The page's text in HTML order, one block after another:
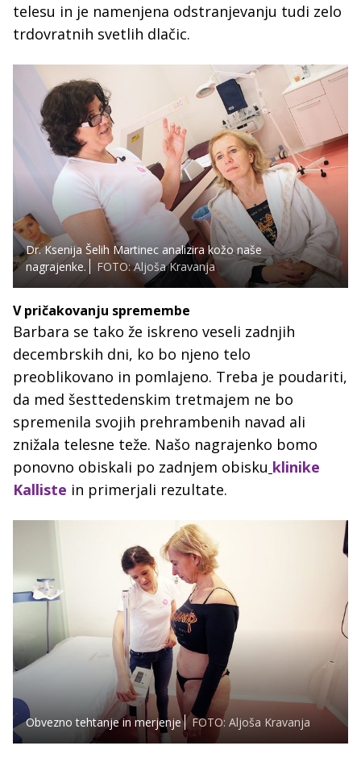
telesu in je namenjena odstranjevanju tudi zelo
trdovratnih svetlih dlačic.
Dr. Ksenija Šelih Martinec analizira kožo naše
nagrajenke.
FOTO: Aljoša Kravanja
V pričakovanju spremembe
Barbara se tako že iskreno veseli zadnjih
decembrskih dni, ko bo njeno telo
preoblikovano in pomlajeno. Treba je poudariti,
da med šesttedenskim tretmajem ne bo
spremenila svojih prehrambenih navad ali
znižala telesne teže. Našo nagrajenko bomo
ponovno obiskali po zadnjem obisku klinike
Kalliste in primerjali rezultate.
Obvezno tehtanje in merjenje FOTO: Aljoša Kravanja